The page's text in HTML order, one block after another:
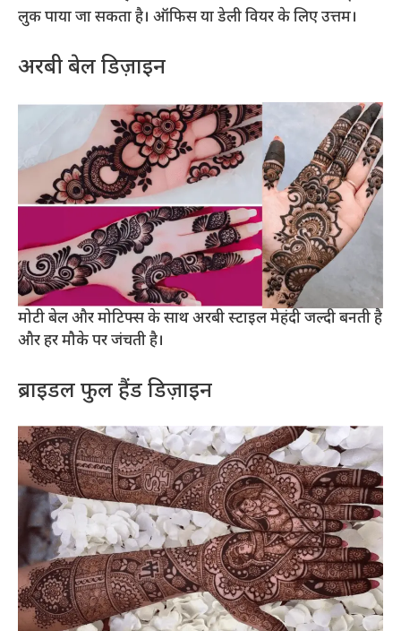
लुक पाया जा सकता है। ऑफिस या डेली वियर के लिए उत्तम।
अरबी बेल डिज़ाइन
मोटी बेल और मोटिफ्स के साथ अरबी स्टाइल मेहंदी जल्दी बनती है
और हर मौके पर जंचती है।
ब्राइडल फुल हैंड डिज़ाइन